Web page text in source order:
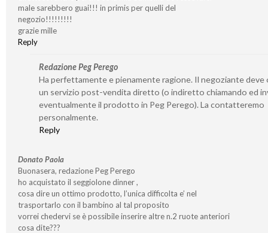
male sarebbero guai!!! in primis per quelli del
negozio!!!!!!!!!
grazie mille
Reply
Redazione Peg Perego
Ha perfettamente e pienamente ragione. Il negoziante deve
un servizio post-vendita diretto (o indiretto chiamando ed
eventualmente il prodotto in Peg Perego). La contatteremo
personalmente.
Reply
Donato Paola
Buonasera, redazione Peg Perego
ho acquistato il seggiolone dinner ,
cosa dire un ottimo prodotto, l’unica difficolta e’ nel
trasportarlo con il bambino al tal proposito
vorrei chedervi se è possibile inserire altre n.2 ruote anteriori
cosa dite???